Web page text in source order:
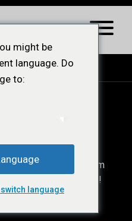
você precisar ser um
a baixo nossos planos!
might be
language. Do
to:
language